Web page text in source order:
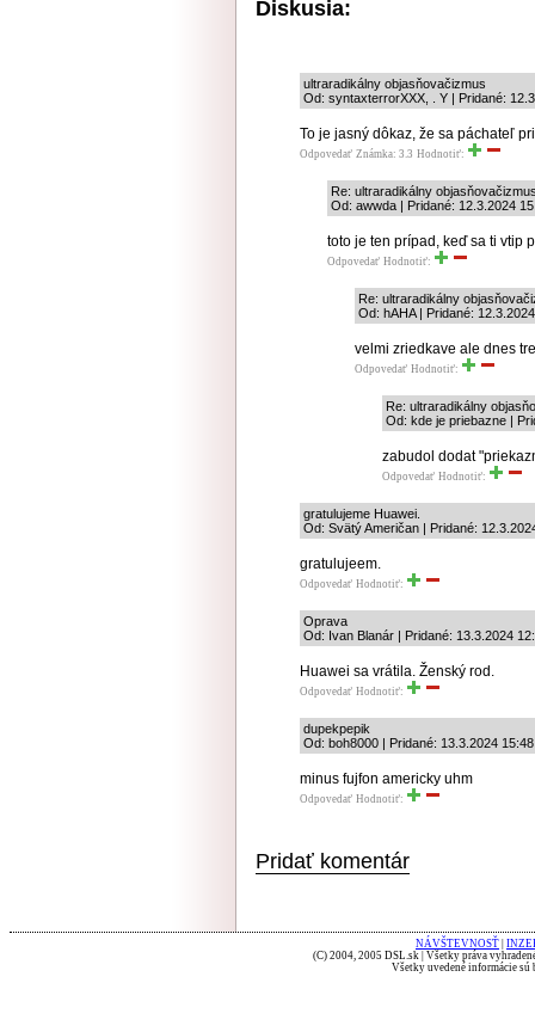
Diskusia:
ultraradikálny objasňovačizmus
Od: syntaxterrorXXX, . Y | Pridané:
To je jasný dôkaz, že sa páchateľ
Odpovedať Známka: 3.3 Hodnotiť:
Re: ultraradikálny
Od: awwda | Pridané: 12.3.2024
toto je ten prípad, keď sa ti vtip
Odpovedať Hodnotiť:
Re: ultraradikálny
Od: hAHA | Pridané:
velmi zriedkave ale dnes
Odpovedať Hodnotiť:
Re: ultraradikálny
Od: kde je priebazne |
zabudol dodat
Odpovedať Hodnotiť:
gratulujeme Huawei.
Od: Svätý Američan | Pridané:
gratulujeem.
Odpovedať Hodnotiť:
Oprava
Od: Ivan Blanár | Pridané: 13.3.2024
Huawei sa vrátila. Ženský rod.
Odpovedať Hodnotiť:
dupekpepik
Od: boh8000 | Pridané: 13.3.2024 15:48
minus fujfon americky uhm
Odpovedať Hodnotiť:
Pridať komentár
NÁVŠTEVNOSŤ
(C) 2004, 2005 DSL.sk | Všetky práva
Všetky uvedené informácie sú